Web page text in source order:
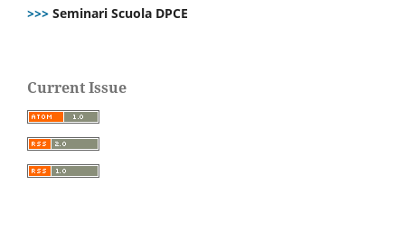
>>> Seminari Scuola DPCE
Current Issue